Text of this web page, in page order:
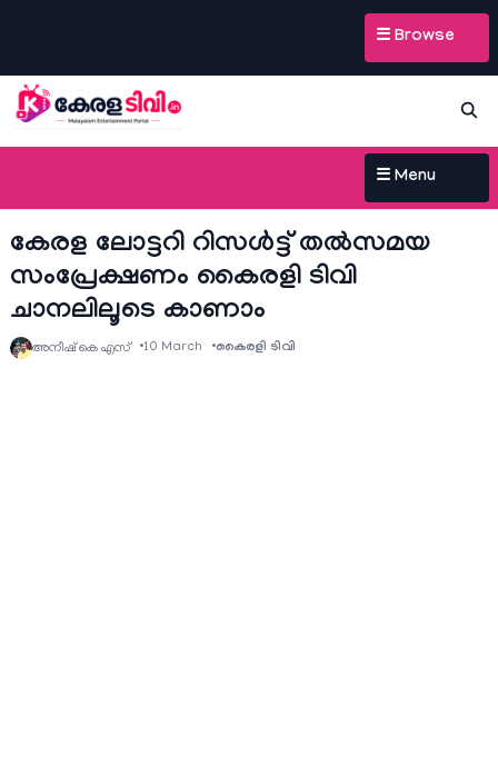
☰ Browse
☰ Menu
കേരള ലോട്ടറി റിസള്‍ട്ട് തല്‍സമയ
സംപ്രേക്ഷണം കൈരളി ടിവി
ചാനലിലൂടെ കാണാം
അനീഷ്‌ കെ എസ് 10 March കൈരളി ടിവി